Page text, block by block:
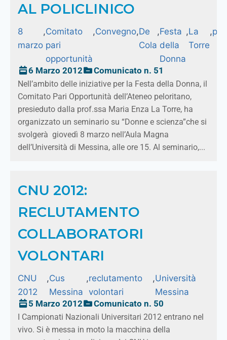
AL POLICLINICO
8
marzo
,Comitato
pari
opportunità
,Convegno,De
Cola
,Festa
della
Donna
,La
Torre
,
6 Marzo 2012 Comunicato n. 51
Nell’ambito delle iniziative per la Festa della Donna, il
Comitato Pari Opportunità dell’Ateneo peloritano,
presieduto dalla prof.ssa Maria Enza La Torre, ha
organizzato un seminario su “Donne e scienza”che si
svolgerà giovedì 8 marzo nell’Aula Magna
dell’Università di Messina, alle ore 15. Al seminario,...
CNU 2012:
RECLUTAMENTO
COLLABORATORI
VOLONTARI
CNU
2012
,Cus
Messina
,reclutamento
volontari
,Università
Messina
5 Marzo 2012
Comunicato n. 50
I Campionati Nazionali Universitari 2012 entrano nel
vivo. Si è messa in moto la macchina della